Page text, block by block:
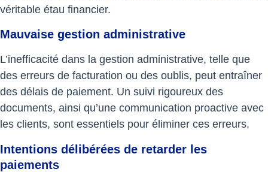
véritable étau financier.
Mauvaise gestion administrative
L’inefficacité dans la gestion administrative, telle que
des erreurs de facturation ou des oublis, peut entraîner
des délais de paiement. Un suivi rigoureux des
documents, ainsi qu’une communication proactive avec
les clients, sont essentiels pour éliminer ces erreurs.
Intentions délibérées de retarder les
paiements